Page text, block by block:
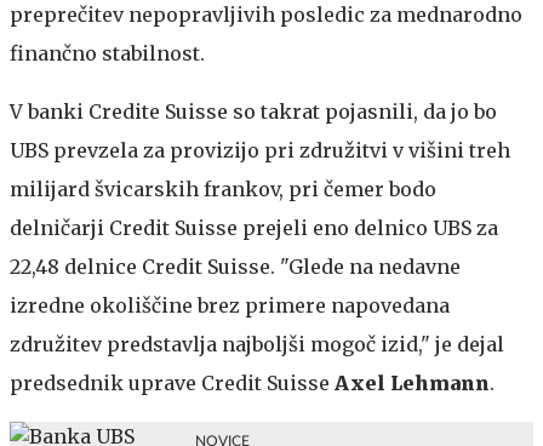
preprečitev nepopravljivih posledic za mednarodno
finančno stabilnost.
V banki Credite Suisse so takrat pojasnili, da jo bo
UBS prevzela za provizijo pri združitvi v višini treh
milijard švicarskih frankov, pri čemer bodo
delničarji Credit Suisse prejeli eno delnico UBS za
22,48 delnice Credit Suisse. "Glede na nedavne
izredne okoliščine brez primere napovedana
združitev predstavlja najboljši mogoč izid," je dejal
predsednik uprave Credit Suisse Axel Lehmann.
NOVICE